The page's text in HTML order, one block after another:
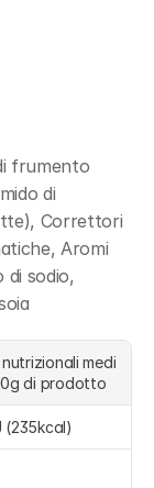
frumento
di
Correttori
Aromi
di sodio,
medi
di prodotto
(235kcal)